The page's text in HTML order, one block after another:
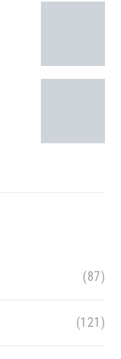
(87)
(121)